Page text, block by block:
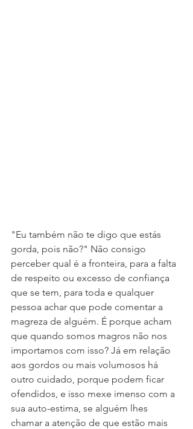
"Eu também não te digo que estás
gorda, pois não?" Não consigo
perceber qual é a fronteira, para a falta
de respeito ou excesso de confiança
que se tem, para toda e qualquer
pessoa achar que pode comentar a
magreza de alguém. É porque acham
que quando somos magros não nos
importamos com isso? Já em relação
aos gordos ou mais volumosos há
outro cuidado, porque podem ficar
ofendidos, e isso mexe imenso com a
sua auto-estima, se alguém lhes
chamar a atenção de que estão mais